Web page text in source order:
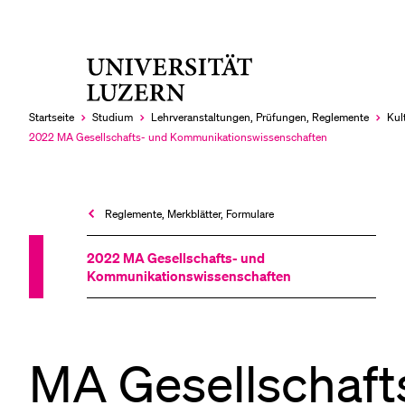
Startseite Studium Lehrveranstaltungen, Prüfungen, Reglemente
Aktuell
2022 MA Gesellschafts- und Kommunikationswissenschaften
Reglemente, Merkblätter, Formulare
2022 MA Gesellschafts- und
Kommunikationswissenschaften
MA
LETZTE SUCHEN
Sie haben noch keine Suche getätigt.